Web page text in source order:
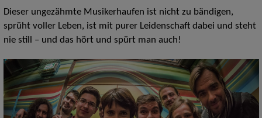
Dieser ungezähmte Musikerhaufen ist nicht zu bändigen,
sprüht voller Leben, ist mit purer Leidenschaft dabei und steht
nie still – und das hört und spürt man auch!